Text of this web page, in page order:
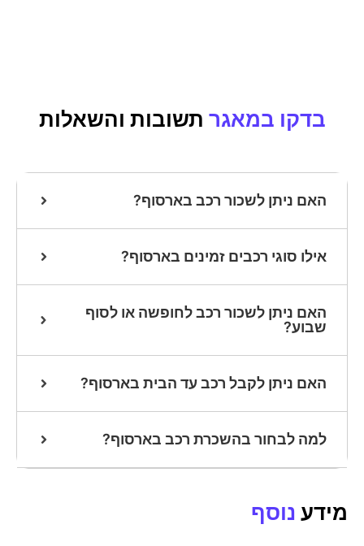
בדקו במאגר תשובות והשאלות
האם ניתן לשכור רכב בארסוף?
אילו סוגי רכבים זמינים בארסוף?
האם ניתן לשכור רכב לחופשה או לסוף
שבוע?
האם ניתן לקבל רכב עד הבית בארסוף?
למה לבחור בהשכרת רכב בארסוף?
מידע נוסף